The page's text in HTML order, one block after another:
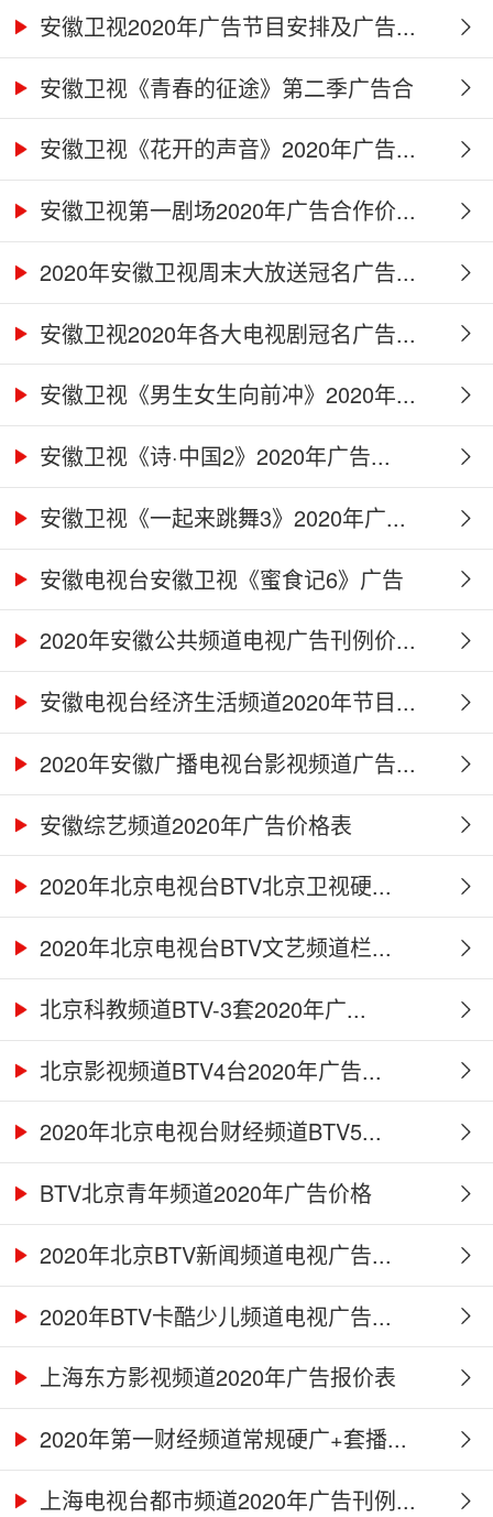
安徽卫视2020年广告节目安排及广告...
安徽卫视《青春的征途》第二季广告合
作...安徽卫视《花开的声音》2020年广告...
安徽卫视第一剧场2020年广告合作价...
2020年安徽卫视周末大放送冠名广告...
安徽卫视2020年各大电视剧冠名广告...
安徽卫视《男生女生向前冲》2020年...
安徽卫视《诗·中国2》2020年广告...
安徽卫视《一起来跳舞3》2020年广...
安徽电视台安徽卫视《蜜食记6》广告
合...2020年安徽公共频道电视广告刊例价...
安徽电视台经济生活频道2020年节目...
2020年安徽广播电视台影视频道广告...
安徽综艺频道2020年广告价格表
2020年北京电视台BTV北京卫视硬...
2020年北京电视台BTV文艺频道栏...
北京科教频道BTV-3套2020年广...
北京影视频道BTV4台2020年广告...
2020年北京电视台财经频道BTV5...
BTV北京青年频道2020年广告价格
2020年北京BTV新闻频道电视广告...
2020年BTV卡酷少儿频道电视广告...
上海东方影视频道2020年广告报价表
2020年第一财经频道常规硬广+套播...
上海电视台都市频道2020年广告刊例...